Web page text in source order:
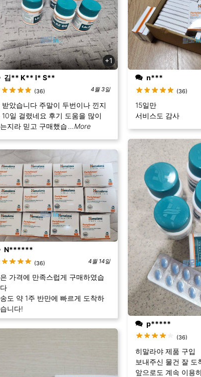
+1
김** K** I* S**
(36) 4월 3일
받았습니다 주말이 두번이나 낀지
10일 걸렸네요 후기 도움을 많이
지라 믿고 구매했습 ...More
n***
(36)
15일만
서비스도 감사
p*****
(36)
히말라야 제품 구입
보내주신 물건 잘 도
앞으로도 계속 이용
N******
(36) 4월 14일
가격에 만족스럽게 구매하였습
도 약 1주 반만에 빠르게 도착하
니다!